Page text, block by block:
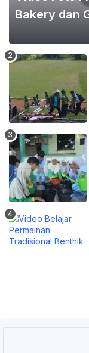
Bakery dan